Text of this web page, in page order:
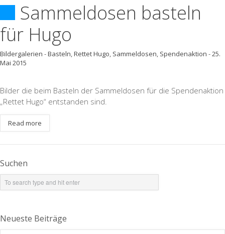
Sammeldosen basteln
für Hugo
Bildergalerien -Basteln,Rettet Hugo, Sammeldosen, Spendenaktion -25.
Mai 2015
Bilder die beim Basteln der Sammeldosen für die Spendenaktion
„Rettet Hugo“ entstanden sind.
Read more
Suchen
Neueste Beiträge